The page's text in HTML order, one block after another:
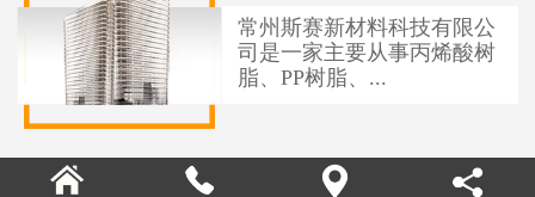
常州斯赛新材料科技有限公
司是一家主要从事丙烯酸树
脂、PP树脂、...